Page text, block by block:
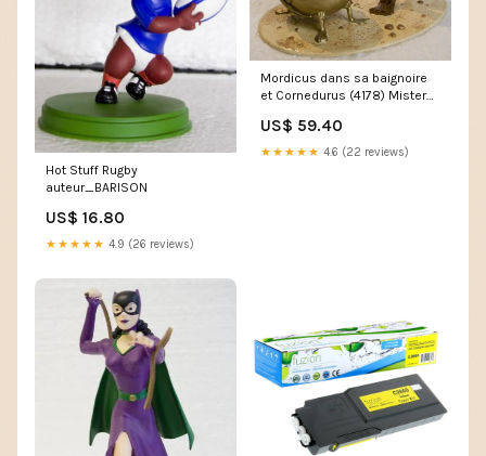
Hot Stuff Rugby
auteur_BARISON
US$ 16.80
★★★★★ 4.9 (26 reviews)
Mordicus dans sa baignoire
et Cornedurus (4178) Mister
US$ 59.40
★★★★★ 4.6 (22 reviews)